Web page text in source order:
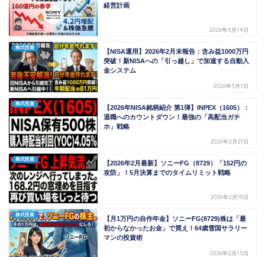
経営計画
2026年5月14日
株式投資
【NISA運用】2026年2月末報告：含み益1000万円
突破！新NISAへの「引っ越し」で加速する自動入
金システム
2026年3月1日
株式投資
【2026年NISA銘柄紹介 第1弾】INPEX（1605）：
退職へのカウントダウン！最強の「高配当ガチ
ホ」戦略
2026年2月21日
株式投資
【2026年2月最新】ソニーFG（8729）「152円の
攻防」！5月決算までのタイムリミット戦略
2026年2月19日
株式投資
【月1万円の自作年金】ソニーFG(8729)株は「最
初からなかったお金」で買え！64歳雪国サラリー
マンの投資術
2026年2月15日